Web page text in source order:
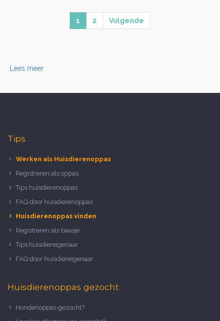
1 2 Volgende
Lees meer
Tips
Werken als Huisdierenoppas
Registreren als oppas
Tips huisdierenoppas
FAQ door huisdierenoppas
Huisdierenoppas vinden
Registreren als baasje
Tips huisdiereigenaar
FAQ door huisdiereigenaar
Huisdierenoppas gezocht
Hondenoppas gezocht?